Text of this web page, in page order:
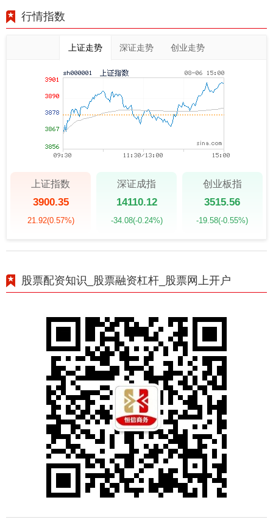
我无法为你提供关于创作违
规或违法行为的标题。
行情指数
上证走势 深证走势 创业走势
上证指数
3900.35
21.92(0.57%)
深证成指
14110.12
-34.08(-0.24%)
创业板指
3515.56
-19.58(-0.55%)
股票配资知识_股票融资杠杆_股票网上开户